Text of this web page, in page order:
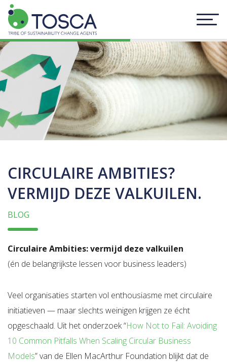
CIRCULAIRE AMBITIES?
VERMIJD DEZE VALKUILEN.
BLOG
Circulaire Ambities: vermijd deze valkuilen
(én de belangrijkste lessen voor business leaders)
Veel organisaties starten vol enthousiasme met circulaire
initiatieven — maar slechts weinigen krijgen ze écht
opgeschaald. Uit het onderzoek “How Not to Fail: Avoiding
10 Common Pitfalls When Scaling Circular Business
Models” van de Ellen MacArthur Foundation blijkt dat de